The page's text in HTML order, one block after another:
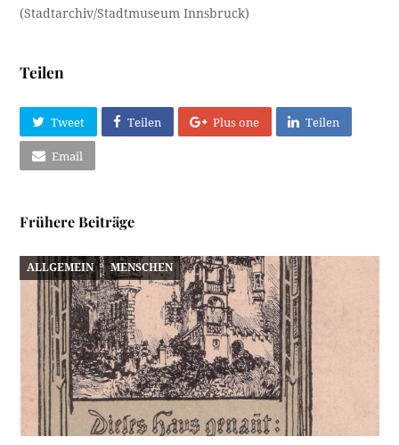
(Stadtarchiv/Stadtmuseum Innsbruck)
Teilen
Tweet Teilen Plus one Teilen
Email
Frühere Beiträge
ALLGEMEIN MENSCHEN